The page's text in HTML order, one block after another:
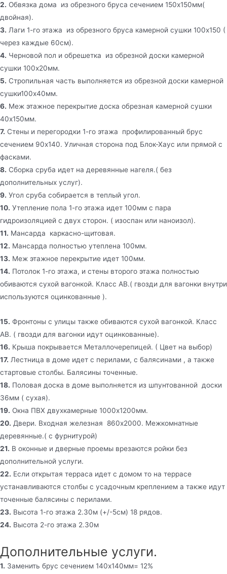
2. Обвязка дома из обрезного бруса сечением 150х150мм(
двойная).
3. Лаги 1-го этажа из обрезного бруса камерной сушки 100х150 (
через каждые 60см).
4. Черновой пол и обрешетка из обрезной доски камерной
сушки 100х20мм.
5. Стропильная часть выполняется из обрезной доски камерной
сушки100х40мм.
6. Меж этажное перекрытие доска обрезная камерной сушки
40х150мм.
7. Стены и перегородки 1-го этажа профилированный брус
сечением 90х140. Уличная сторона под Блок-Хаус или прямой с
фасками.
8. Сборка сруба идет на деревянные нагеля.( без
дополнительных услуг).
9. Угол сруба собирается в теплый угол.
10. Утепление пола 1-го этажа идет 100мм с пара
гидроизоляцией с двух сторон. ( изоспан или наноизол).
11. Мансарда каркасно-щитовая.
12. Мансарда полностью утеплена 100мм.
13. Меж этажное перекрытие идет 100мм.
14. Потолок 1-го этажа, и стены второго этажа полностью
обиваются сухой вагонкой. Класс АВ.( гвозди для вагонки внутри
используются оцинкованные ).
15. Фронтоны с улицы также обиваются сухой вагонкой. Класс
АВ. ( гвозди для вагонки идут оцинкованные).
16. Крыша покрывается Металлочерепицей. ( Цвет на выбор)
17. Лестница в доме идет с перилами, с балясинами , а также
стартовые столбы. Балясины точенные.
18. Половая доска в доме выполняется из шпунтованной доски
36мм ( сухая).
19. Окна ПВХ двухкамерные 1000х1200мм.
20. Двери. Входная железная 860х2000. Межкомнатные
деревянные.( с фурнитурой)
21. В оконные и дверные проемы врезаются ройки без
дополнительной услуги.
22. Если открытая терраса идет с домом то на террасе
устанавливаются столбы с усадочным креплением а также идут
точенные балясины с перилами.
23. Высота 1-го этажа 2.30м (+/-5см) 18 рядов.
24. Высота 2-го этажа 2.30м
Дополнительные услуги.
1. Заменить брус сечением 140х140мм= 12%